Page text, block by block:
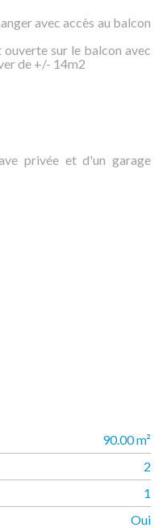
avec accès au balcon
sur le balcon avec
de +/- 14m2
privée et d'un garage
90.00 m²
2
1
Oui